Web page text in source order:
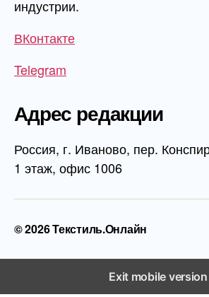
индустрии.
ВКонтакте
Telegram
Адрес редакции
Россия, г. Иваново, пер.
1 этаж, офис 1006
© 2026Текстиль.Онлайн
Exit mobile version